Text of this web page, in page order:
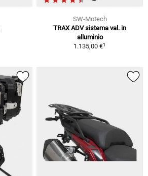
SW-Motech
TRAX ADV sistema val. in
alluminio
1.135,00 €1